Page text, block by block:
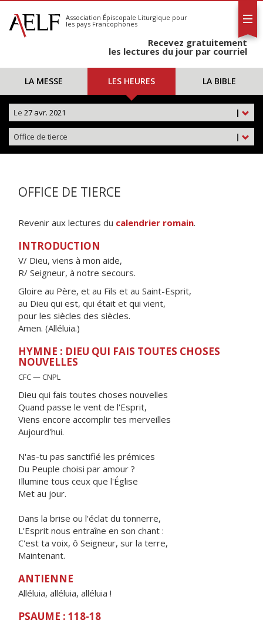
S'abonner
Calendrier
Association Épiscopale Liturgique pour
les pays Francophones
Recevez gratuitement
les lectures du jour par courriel
LA MESSE LES HEURES LA BIBLE
|
Le 27 avr. 2021
|
Office de tierce
OFFICE DE TIERCE
Revenir aux lectures du calendrier romain.
INTRODUCTION
V/ Dieu, viens à mon aide,
R/ Seigneur, à notre secours.
Gloire au Père, et au Fils et au Saint-Esprit,
au Dieu qui est, qui était et qui vient,
pour les siècles des siècles.
Amen. (Alléluia.)
HYMNE : DIEU QUI FAIS TOUTES CHOSES
NOUVELLES
CFC — CNPL
Dieu qui fais toutes choses nouvelles
Quand passe le vent de l'Esprit,
Viens encore accomplir tes merveilles
Aujourd'hui.
N'as-tu pas sanctifié les prémices
Du Peuple choisi par amour ?
Illumine tous ceux que l'Église
Met au jour.
Dans la brise ou l'éclat du tonnerre,
L'Esprit nous entraîne en son chant :
C'est ta voix, ô Seigneur, sur la terre,
Maintenant.
ANTIENNE
Alléluia, alléluia, alléluia !
PSAUME : 118-18